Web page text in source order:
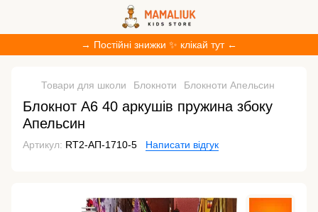
→ Постійні знижки ✨ клікай тут ←
Товари для школи Блокноти Блокноти Апельсин
Блокнот А6 40 аркушів пружина збоку
Апельсин
Артикул: RT2-АП-1710-5 Написати відгук